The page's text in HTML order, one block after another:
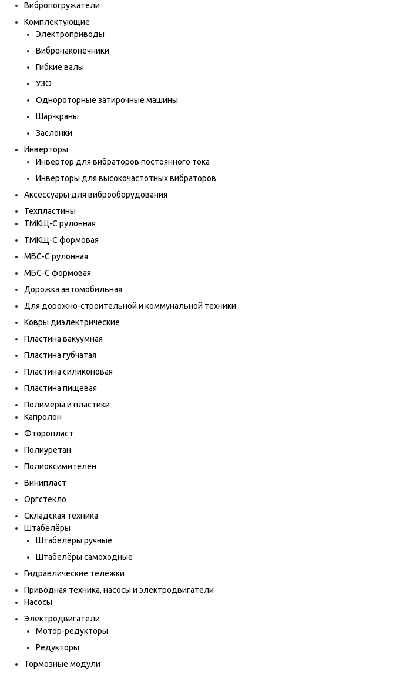
Вибропогружатели
Комплектующие
Электроприводы
Вибронаконечники
Гибкие валы
УЗО
Однороторные затирочные машины
Шар-краны
Заслонки
Инверторы
Инвертор для вибраторов постоянного тока
Инверторы для высокочастотных вибраторов
Аксессуары для виброоборудования
Техпластины
ТМКЩ-С рулонная
ТМКЩ-С формовая
МБС-С рулонная
МБС-С формовая
Дорожка автомобильная
Для дорожно-строительной и коммунальной техники
Ковры диэлектрические
Пластина вакуумная
Пластина губчатая
Пластина силиконовая
Пластина пищевая
Полимеры и пластики
Капролон
Фторопласт
Полиуретан
Полиоксимителен
Винипласт
Оргстекло
Складская техника
Штабелёры
Штабелёры ручные
Штабелёры самоходные
Гидравлические тележки
Приводная техника, насосы и электродвигатели
Насосы
Электродвигатели
Мотор-редукторы
Редукторы
Тормозные модули